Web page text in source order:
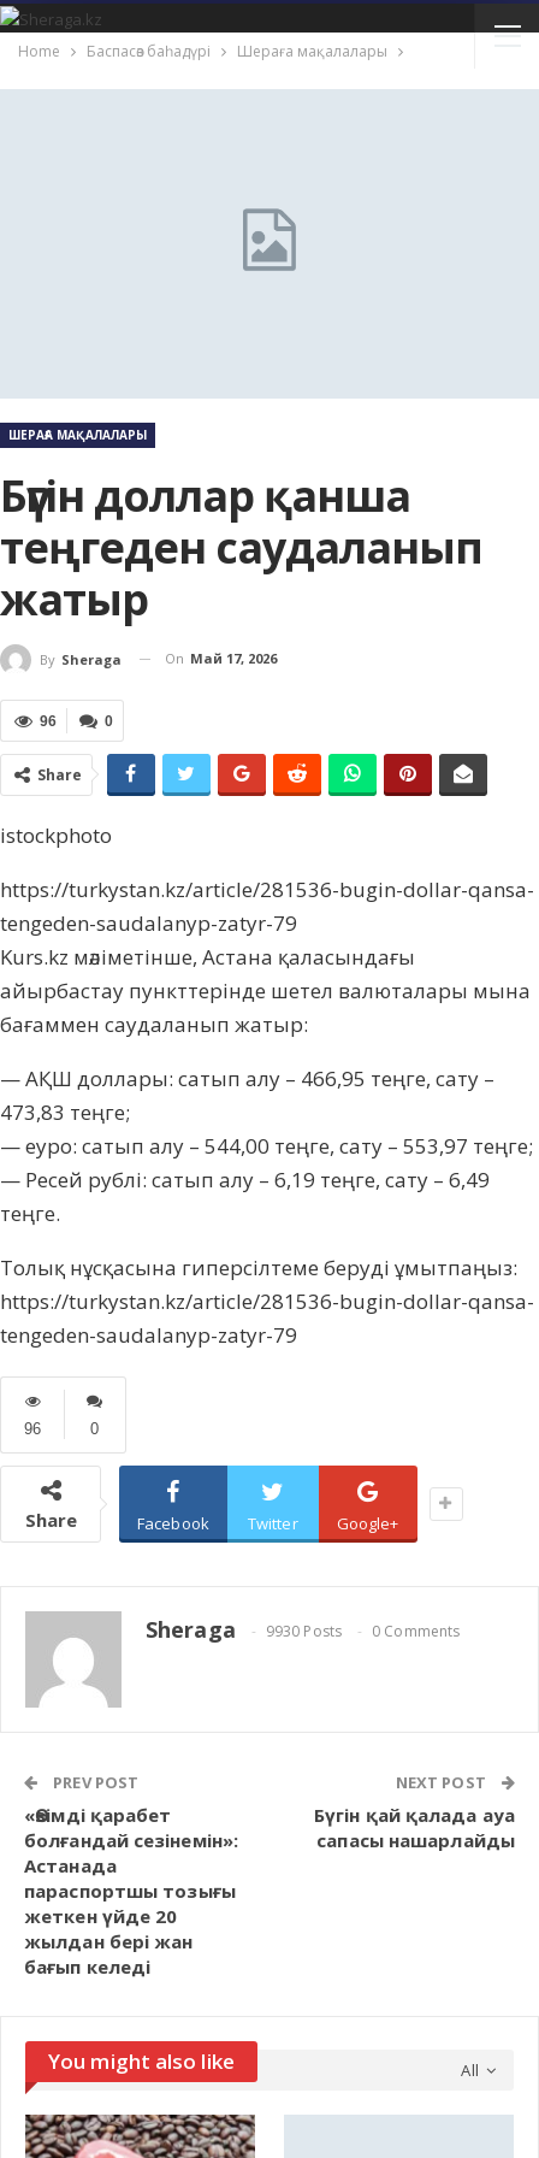
Home Баспасөз баһадүрі Шераға мақалалары
ШЕРАҒА МАҚАЛАЛАРЫ
Бүгін доллар қанша
теңгеден саудаланып
жатыр
By Sheraga On Май 17, 2026
0
96
Share
istockphoto
https://turkystan.kz/article/281536-bugin-dollar-qansa-
tengeden-saudalanyp-zatyr-79
Kurs.kz мәліметінше, Астана қаласындағы
айырбастау пункттерінде шетел валюталары мына
бағаммен саудаланып жатыр:
— АҚШ доллары: сатып алу – 466,95 теңге, сату –
473,83 теңге;
— еуро: сатып алу – 544,00 теңге, сату – 553,97 теңге;
— Ресей рублі: сатып алу – 6,19 теңге, сату – 6,49
теңге.
Толық нұсқасына гиперсілтеме беруді ұмытпаңыз:
https://turkystan.kz/article/281536-bugin-dollar-qansa-
tengeden-saudalanyp-zatyr-79
0
96
Share Facebook Twitter Google+
Sheraga 9930 Posts 0 Comments
PREV POST
«Өзімді қарабет
болғандай сезінемін»:
Астанада
параспортшы тозығы
жеткен үйде 20
жылдан бері жан
бағып келеді
NEXT POST
Бүгін қай қалада ауа
сапасы нашарлайды
All
You might also like